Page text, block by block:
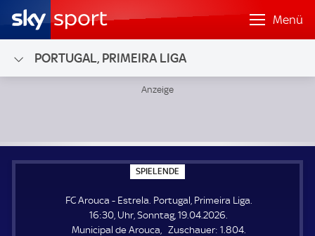
Menü
PORTUGAL, PRIMEIRA LIGA
SPIELENDE
P
E
L
E
N
FC Arouca - Estrela. Portugal, Primeira Liga.
16:30, Uhr, Sonntag, 19.04.2026.
Municipal de Arouca
Zuschauer: Z1.804.